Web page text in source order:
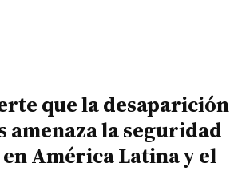
que la desaparición
amenaza la seguridad
América Latina y el